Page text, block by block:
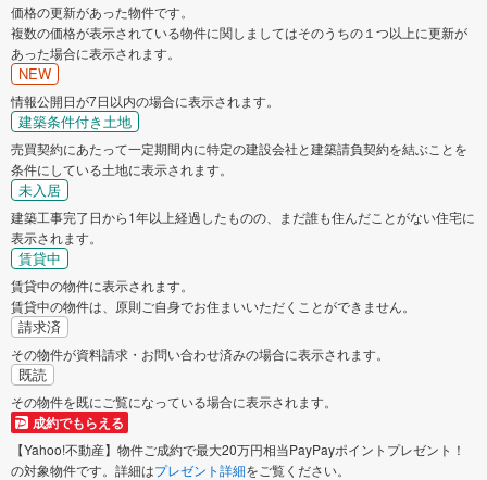
価格の更新があった物件です。
複数の価格が表示されている物件に関しましてはそのうちの１つ以上に更新が
あった場合に表示されます。
NEW
情報公開日が7日以内の場合に表示されます。
建築条件付き土地
売買契約にあたって一定期間内に特定の建設会社と建築請負契約を結ぶことを
条件にしている土地に表示されます。
未入居
建築工事完了日から1年以上経過したものの、まだ誰も住んだことがない住宅に
表示されます。
賃貸中
賃貸中の物件に表示されます。
賃貸中の物件は、原則ご自身でお住まいいただくことができません。
請求済
その物件が資料請求・お問い合わせ済みの場合に表示されます。
既読
その物件を既にご覧になっている場合に表示されます。
成約でもらえる
【Yahoo!不動産】物件ご成約で最大20万円相当PayPayポイントプレゼント！
の対象物件です。詳細はプレゼント詳細をご覧ください。